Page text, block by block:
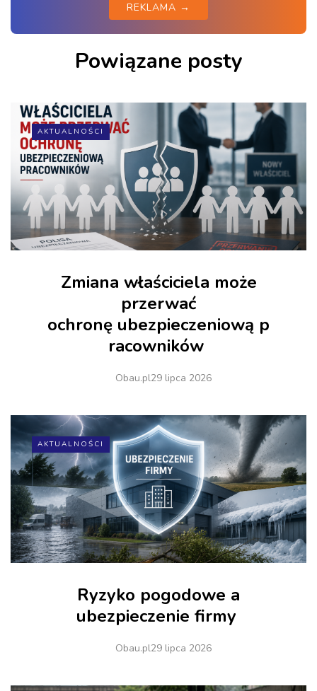
REKLAMA →
Powiązane posty
AKTUALNOŚCI
Zmiana właściciela może
przerwać
ochronę ubezpieczeniową p
racowników
Obau.pl29 lipca 2026
AKTUALNOŚCI
Ryzyko pogodowe a
ubezpieczenie firmy
Obau.pl29 lipca 2026